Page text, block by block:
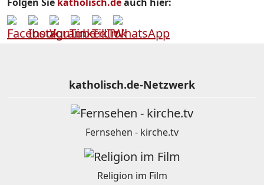
Folgen Sie katholisch.deauch hier:
katholisch.de-Netzwerk
Fernsehen - kirche.tv
Religion im Film